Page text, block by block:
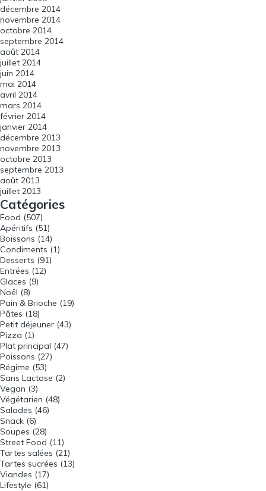
décembre 2014
novembre 2014
octobre 2014
septembre 2014
août 2014
juillet 2014
juin 2014
mai 2014
avril 2014
mars 2014
février 2014
janvier 2014
décembre 2013
novembre 2013
octobre 2013
septembre 2013
août 2013
juillet 2013
Catégories
Food (507)
Apéritifs (51)
Boissons (14)
Condiments (1)
Desserts (91)
Entrées (12)
Glaces (9)
Noël (8)
Pain & Brioche (19)
Pâtes (18)
Petit déjeuner (43)
Pizza (1)
Plat principal (47)
Poissons (27)
Régime (53)
Sans Lactose (2)
Vegan (3)
Végétarien (48)
Salades (46)
Snack (6)
Soupes (28)
Street Food (11)
Tartes salées (21)
Tartes sucrées (13)
Viandes (17)
Lifestyle (61)